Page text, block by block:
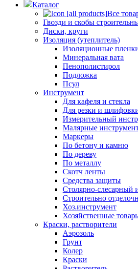
Каталог
Все
Гвозди и скобы
Диски, круги
Изоляция (утеплитель)
Изоляционные
Минеральная вата
Пенополистирол
Подложка
Псул
Инструмент
Для кафеля и стекла
Для резки и
Измерительный
Малярные
Маркеры
По бетону и камню
По дереву
По металлу
Скотч ленты
Средства защиты
Столярно-слесарный
Строительно
Хоз.инструмент
Хозяйственные
Краски, растворители
Аэрозоль
Грунт
Колер
Краски